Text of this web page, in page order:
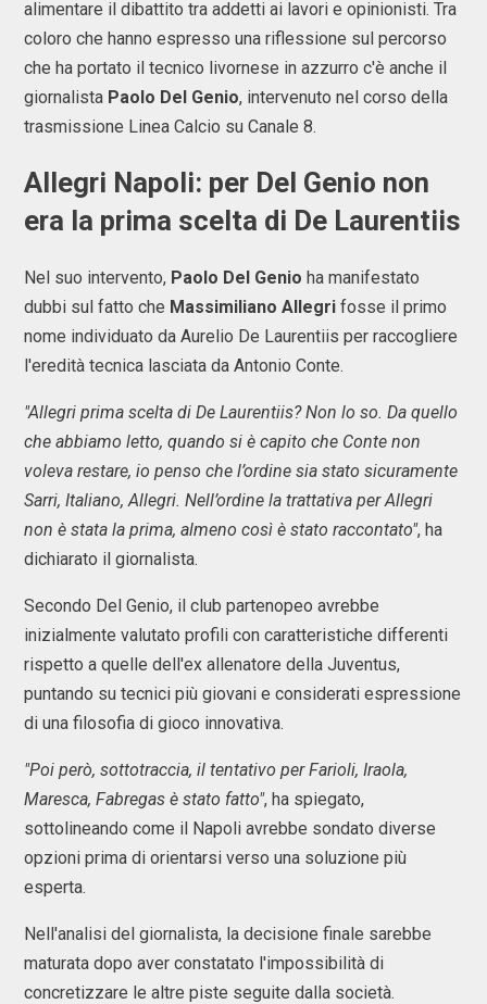
alimentare il dibattito tra addetti ai lavori e opinionisti. Tra
coloro che hanno espresso una riflessione sul percorso
che ha portato il tecnico livornese in azzurro c'è anche il
giornalista Paolo Del Genio, intervenuto nel corso della
trasmissione Linea Calcio su Canale 8.
Allegri Napoli: per Del Genio non
era la prima scelta di De Laurentiis
Nel suo intervento, Paolo Del Genio ha manifestato
dubbi sul fatto che Massimiliano Allegri fosse il primo
nome individuato da Aurelio De Laurentiis per raccogliere
l'eredità tecnica lasciata da Antonio Conte.
"Allegri prima scelta di De Laurentiis? Non lo so. Da quello
che abbiamo letto, quando si è capito che Conte non
voleva restare, io penso che l’ordine sia stato sicuramente
Sarri, Italiano, Allegri. Nell’ordine la trattativa per Allegri
non è stata la prima, almeno così è stato raccontato", ha
dichiarato il giornalista.
Secondo Del Genio, il club partenopeo avrebbe
inizialmente valutato profili con caratteristiche differenti
rispetto a quelle dell'ex allenatore della Juventus,
puntando su tecnici più giovani e considerati espressione
di una filosofia di gioco innovativa.
"Poi però, sottotraccia, il tentativo per Farioli, Iraola,
Maresca, Fabregas è stato fatto", ha spiegato,
sottolineando come il Napoli avrebbe sondato diverse
opzioni prima di orientarsi verso una soluzione più
esperta.
Nell'analisi del giornalista, la decisione finale sarebbe
maturata dopo aver constatato l'impossibilità di
concretizzare le altre piste seguite dalla società.